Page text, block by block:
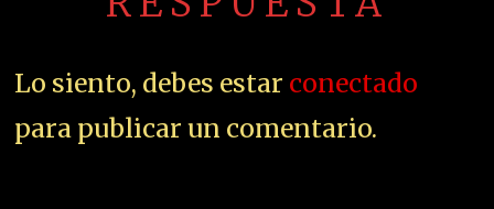
Lo siento, debes estar conectado
para publicar un comentario.